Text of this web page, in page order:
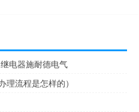
电器施耐德电气
流程是怎样的）